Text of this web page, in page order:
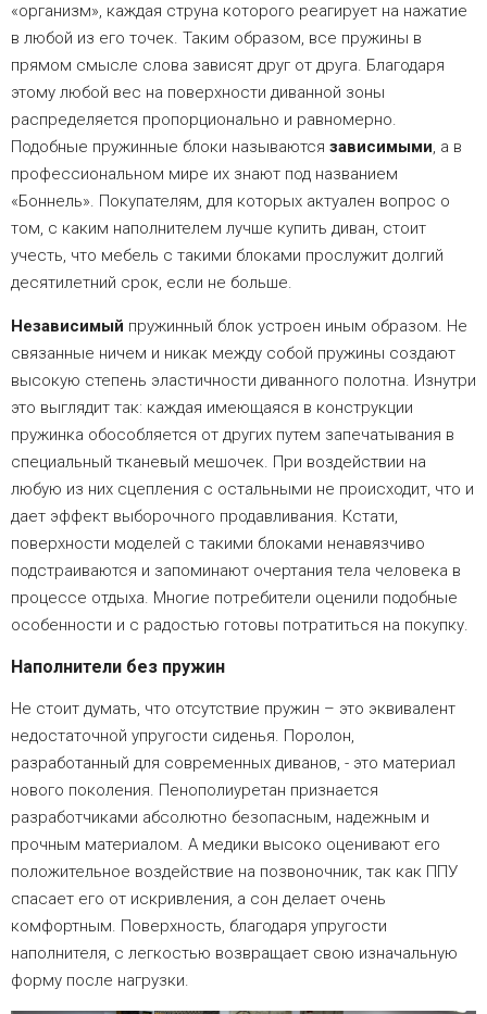
«организм», каждая струна которого реагирует на нажатие
в любой из его точек. Таким образом, все пружины в
прямом смысле слова зависят друг от друга. Благодаря
этому любой вес на поверхности диванной зоны
распределяется пропорционально и равномерно.
Подобные пружинные блоки называются зависимыми, а в
профессиональном мире их знают под названием
«Боннель». Покупателям, для которых актуален вопрос о
том, с каким наполнителем лучше купить диван, стоит
учесть, что мебель с такими блоками прослужит долгий
десятилетний срок, если не больше.
Независимый пружинный блок устроен иным образом. Не
связанные ничем и никак между собой пружины создают
высокую степень эластичности диванного полотна. Изнутри
это выглядит так: каждая имеющаяся в конструкции
пружинка обособляется от других путем запечатывания в
специальный тканевый мешочек. При воздействии на
любую из них сцепления с остальными не происходит, что и
дает эффект выборочного продавливания. Кстати,
поверхности моделей с такими блоками ненавязчиво
подстраиваются и запоминают очертания тела человека в
процессе отдыха. Многие потребители оценили подобные
особенности и с радостью готовы потратиться на покупку.
Наполнители без пружин
Не стоит думать, что отсутствие пружин – это эквивалент
недостаточной упругости сиденья. Поролон,
разработанный для современных диванов, - это материал
нового поколения. Пенополиуретан признается
разработчиками абсолютно безопасным, надежным и
прочным материалом. А медики высоко оценивают его
положительное воздействие на позвоночник, так как ППУ
спасает его от искривления, а сон делает очень
комфортным. Поверхность, благодаря упругости
наполнителя, с легкостью возвращает свою изначальную
форму после нагрузки.